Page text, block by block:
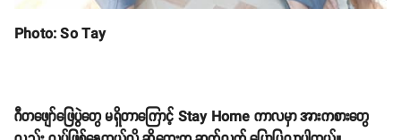
Photo: So Tay
ဂီတဖျော်ဖြေပွဲတွေ မရှိတာကြောင့် Stay Home ကာလမှာ အားကစားတွေ